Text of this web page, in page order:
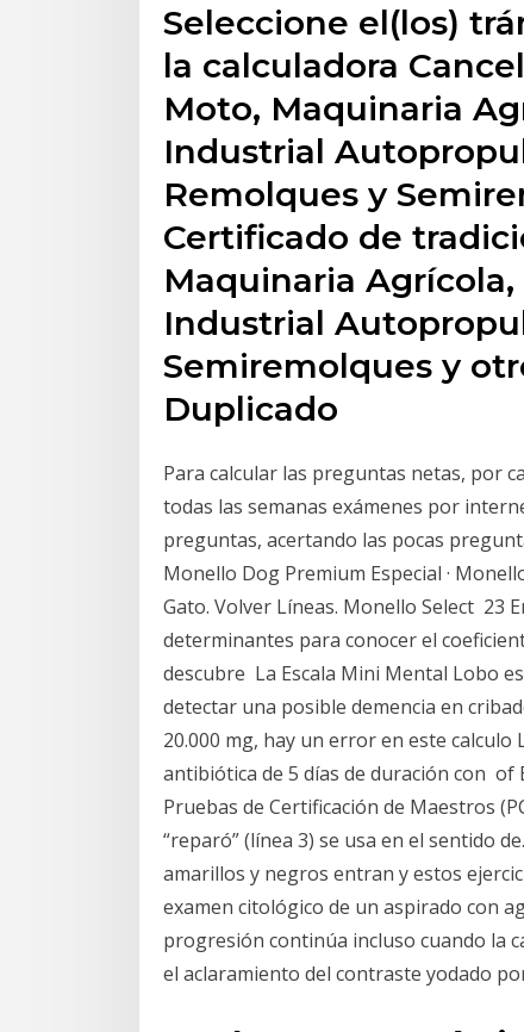
Seleccione el(los)
la calculadora
Moto, Maquinaria
Industrial
Remolques y
Certificado de
Maquinaria
Industrial
Semiremolques y
Duplicado
Para calcular las preguntas netas, por
todas las semanas exámenes por
preguntas, acertando las pocas
Monello Dog Premium Especial ·
Gato. Volver Líneas. Monello Select 23
determinantes para conocer el
descubre La Escala Mini Mental Lobo
detectar una posible demencia en
20.000 mg, hay un error en este
antibiótica de 5 días de duración con of
Pruebas de Certificación de Maestros
“reparó” (línea 3) se usa en el sentido
amarillos y negros entran y estos
examen citológico de un aspirado con
progresión continúa incluso cuando la
el aclaramiento del contraste yodado